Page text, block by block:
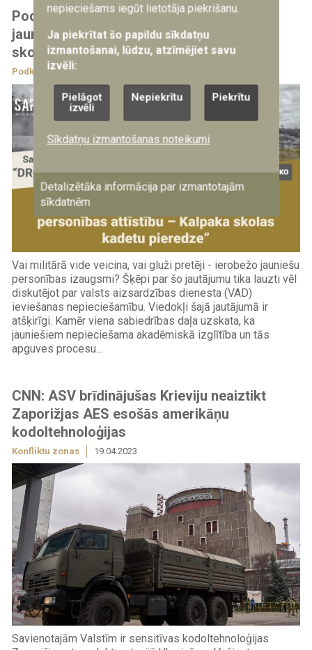
Podkāsts: Militārās vides ietekme uz
jauniešu personības attīstību - O. Kalpaka
skolas kadetu pieredze
Podkāsti 3.08.2023
Vai militārā vide veicina, vai gluži pretēji - ierobežo jauniešu
personības izaugsmi? Šķēpi par šo jautājumu tika lauzti vēl
diskutējot par valsts aizsardzības dienesta (VAD)
ieviešanas nepieciešamību. Viedokļi šajā jautājumā ir
atšķirīgi. Kamēr viena sabiedrības daļa uzskata, ka
jauniešiem nepieciešama akadēmiskā izglītība un tās
apguves procesu...
CNN: ASV brīdinājušas Krieviju neaiztikt
Zaporižjas AES esošās amerikāņu
kodoltehnoloģijas
Konfliktu zonas 19.04.2023
Savienotajām Valstīm ir sensitīvas kodoltehnoloģijas
nepieciešams iegūt lietotāja piekrišanu.
Ja piekrītat šo papildu sīkdatņu
izmantošanai, lūdzu, atzīmējiet savu
izvēli:
Pielāgot
izvēli
Nepiekrītu Piekrītu
Sīkdatņu izmantošanas noteikumi
Detalizētāka informācija par izmantotajām
sīkdatnēm